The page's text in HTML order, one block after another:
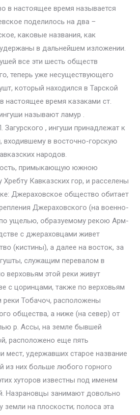
в настоящее время называется
поделилось на два –
каковые названия, как
в дальнейшем изложении.
все эти шесть обществ
теперь уже несуществующего
который находился в Тарской
настоящее время казаками ст.
называют ламур .
, ингуши принадлежат к
входившему в восточно-горскую
народов.
примыкающую южною
Хребту Кавказских гор, и расселены
Джераховское общество обитает
Джераховского (на военно-
ущелью, образуемому рекою Арм-
с джераховцами живет
(кистины), а далее на восток, за
служащим перевалом в
верховьям этой реки живут
с цоринцами, также по верховьям
реки Тобачоч, расположены
общества, а ниже (на север) от
р. Ассы, на земле бывшей
расположено еще пять
мест, удержавших старое название
из них больше любого горного
хуторов известны под именем
Назрановцы занимают довольно
на плоскости; полоса эта